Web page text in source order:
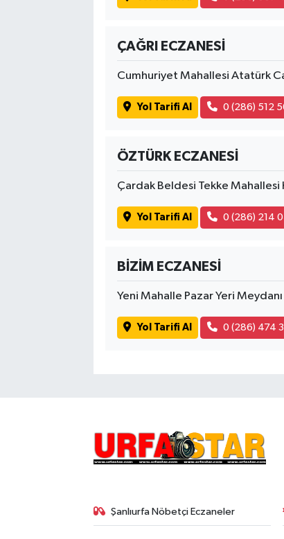
ÇAĞRI ECZANESİ
Cumhuriyet Mahallesi Atatürk
Yol Tarifi Al 0 (286) 512
ÖZTÜRK ECZANESİ
Çardak Beldesi Tekke
Yol Tarifi Al 0 (286) 214
BİZİM ECZANESİ
Yeni Mahalle Pazar Yeri
Yol Tarifi Al 0 (286) 474
Şanlıurfa Nöbetçi Eczaneler